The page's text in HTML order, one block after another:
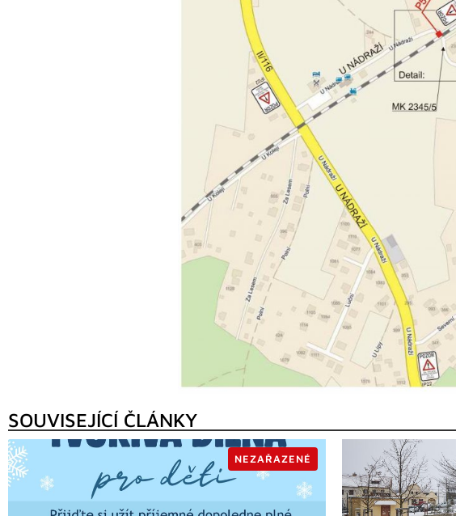
SOUVISEJÍCÍ ČLÁNKY
NEZAŘAZENÉ